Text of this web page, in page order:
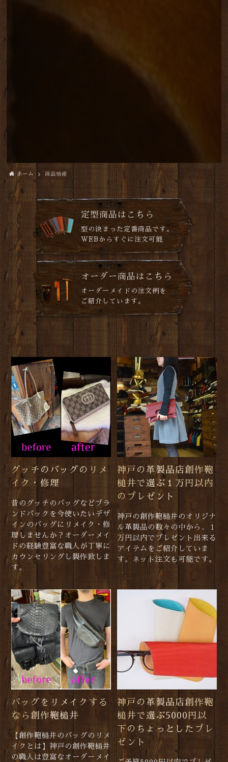
ホーム 商品情報
定型商品はこちら
型の決まった定番商品です。
WEBからすぐに注文可能
オーダー商品はこちら
オーダーメイドの注文例を
ご紹介しています。
グッチのバッグのリメ
イク・修理
昔のグッチのバッグなどブラ
ンドバックを今使いたいデザ
インのバッグにリメイク・修
理しませんか？オーダーメイ
ドの経験豊富な職人が丁寧に
カウンセリングし製作致しま
す。
神戸の革製品店創作鞄
槌井で選ぶ１万円以内
のプレゼント
神戸の創作鞄槌井のオリジナ
ル革製品の数々の中から、１
万円以内でプレゼント出来る
アイテムをご紹介していま
す。ネット注文も可能です。
バッグをリメイクする
なら創作鞄槌井
【創作鞄槌井のバッグのリメ
イクとは】神戸の創作鞄槌井
の職人は豊富なオーダーメイ
神戸の革製品店創作鞄
槌井で選ぶ5000円以
下のちょっとしたプレ
ゼント